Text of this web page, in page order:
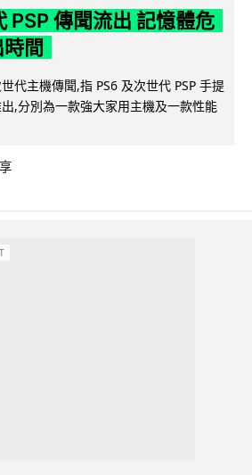
PSP 傳聞流出 記憶體危
間
代主機傳聞,指 PS6 及次世代 PSP 手提
,分別為一款強大家用主機及一款性能